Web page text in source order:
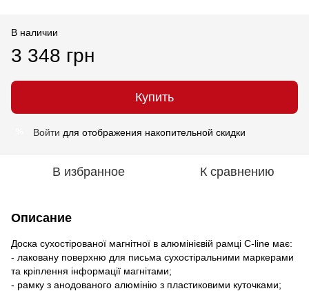
В наличии
3 348 грн
Купить
Войти для отображения накопительной скидки
В избранное К сравнению
Описание
Доска сухостірованої магнітної в алюмінієвій рамці C-line має:
- лаковану поверхню для письма сухостіральними маркерами
та кріплення інформації магнітами;
- рамку з анодованого алюмінію з пластиковими куточками;